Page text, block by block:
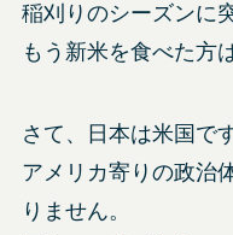
稲刈りのシーズンに
もう新米を食べた方
さて、日本は米国で
アメリカ寄りの政治
りません。